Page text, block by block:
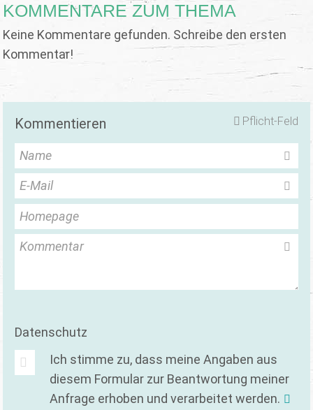
KOMMENTARE ZUM THEMA
Keine Kommentare gefunden. Schreibe den ersten
Kommentar!
Pflicht-Feld
Kommentieren
Name
E-Mail
Homepage
Kommentar
Datenschutz
Ich stimme zu, dass meine Angaben aus
diesem Formular zur Beantwortung meiner
Anfrage erhoben und verarbeitet werden.